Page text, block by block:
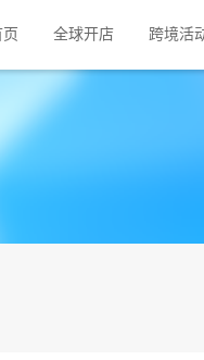
全球开店 跨境活